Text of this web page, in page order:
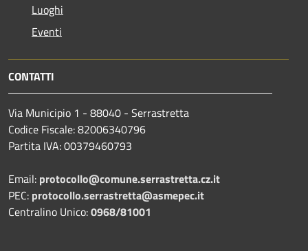
Luoghi
Eventi
CONTATTI
Via Municipio 1 - 88040 - Serrastretta
Codice Fiscale: 82006340796
Partita IVA: 00379460793
Email: protocollo@comune.serrastretta.cz.it
PEC: protocollo.serrastretta@asmepec.it
Centralino Unico:0968/81001